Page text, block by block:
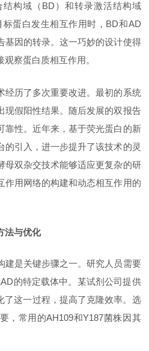
结构域（BD）和转录激活结构域
标蛋白发生相互作用时，BD和AD
基因的转录。这一巧妙的设计使得
察蛋白质相互作用。
经历了多次重要改进。最初的系统
现假阳性结果。随后发展的双报告
靠性。近年来，基于荧光蛋白的新
的引入，进一步提升了该技术的灵
母双杂交技术能够适应更复杂的研
作用网络的构建和动态相互作用的
法与优化
建是关键步骤之一。研究人员需要
的特定载体中。某试剂公司提供
了这一过程，提高了克隆效率。选
，常用的AH109和Y187菌株因其